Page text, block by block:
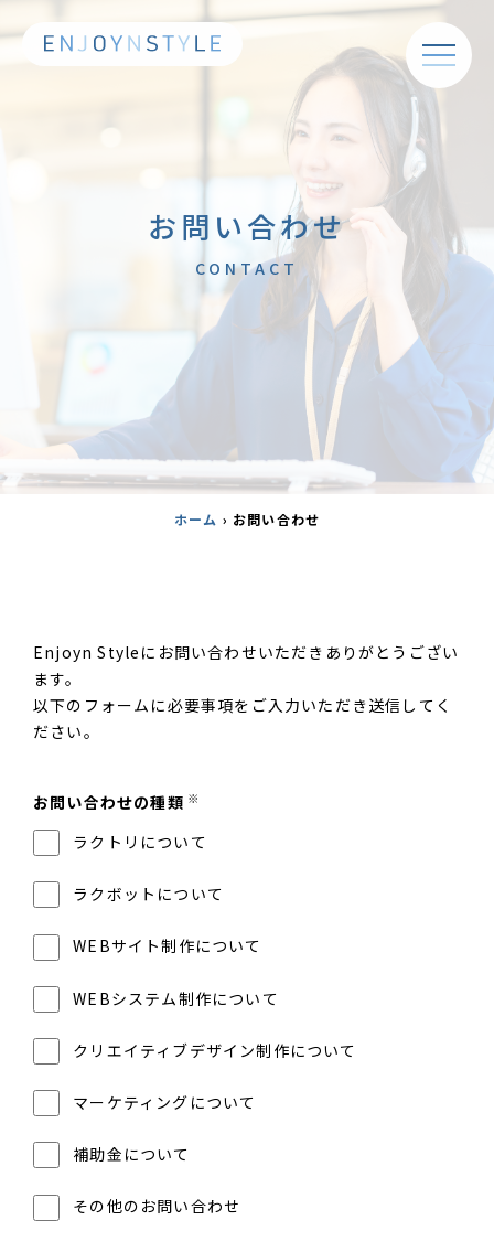
お問い合わせ
CONTACT
ホーム › お問い合わせ
Enjoyn Styleにお問い合わせいただきありがとうござい
ます。
以下のフォームに必要事項をご入力いただき送信してく
ださい。
お問い合わせの種類 ※
ラクトリについて
ラクボットについて
WEBサイト制作について
WEBシステム制作について
クリエイティブデザイン制作について
マーケティングについて
補助金について
その他のお問い合わせ